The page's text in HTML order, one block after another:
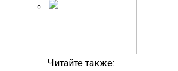
Читайте также: